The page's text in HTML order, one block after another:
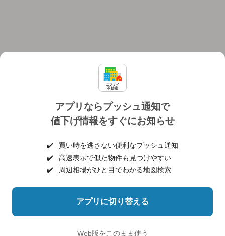
アプリならプッシュ通知で
値下げ情報をすぐにお知らせ
✔️
買い時を逃さない便利なプッシュ通知
✔️
高速表示で似た物件も見つけやすい
✔️
周辺相場がひと目でわかる地図検索
アプリに切り替える
Web版をこのまま使う
個人情報保護ポリシー 利用規約
ヘルプ・お問い合わせ 採用情報
©NIFTY Lifestyle Co., Ltd.